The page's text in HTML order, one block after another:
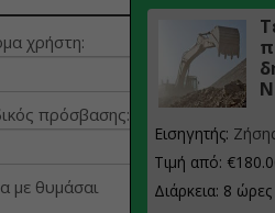
χρήστη:
πρόσβασης:
με θυμάσαι
Εισηγητής:
Τιμή από:
Διάρκεια: 8 ώρες